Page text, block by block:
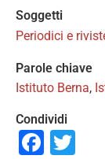
Soggetti
Periodici e
Parole chiave
Istituto Berna,
Condividi